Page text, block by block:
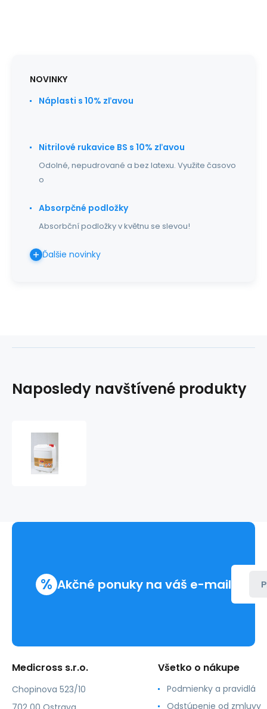
NOVINKY
Náplasti s 10% zľavou
Nitrilové rukavice BS s 10% zľavou
Odolné, nepudrované a bez latexu. Využite časovo
o
Absorpčné podložky
Absorbční podložky v květnu se slevou!
Ďalšie novinky
Naposledy navštívené produkty
% Akčné ponuky na váš e-mail
Medicross s.r.o.
Chopinova 523/10
Všetko o nákupe
Podmienky a pravidlá
Odstúpenie od zmluvy